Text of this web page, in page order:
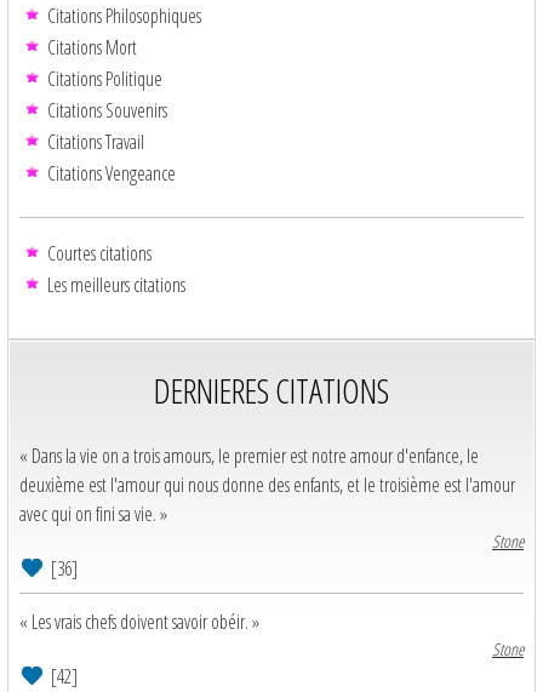
Citations Philosophiques
Citations Mort
Citations Politique
Citations Souvenirs
Citations Travail
Citations Vengeance
Courtes citations
Les meilleurs citations
DERNIERES CITATIONS
« Dans la vie on a trois amours, le premier est notre amour d'enfance, le
deuxième est l'amour qui nous donne des enfants, et le troisième est l'amour
avec qui on fini sa vie. »
Stone
[36]
« Les vrais chefs doivent savoir obéir. »
Stone
[42]